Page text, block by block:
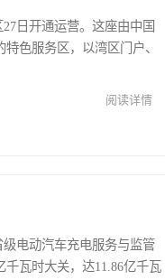
日开通运营。这座由中国
色服务区，以湾区门户、
阅读详情
电动汽车充电服务与监管
瓦时大关，达11.86亿千瓦